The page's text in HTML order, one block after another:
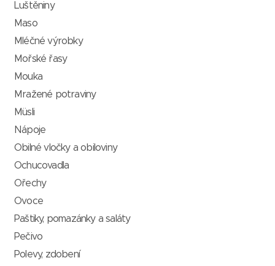
Luštěniny
Maso
Mléčné výrobky
Mořské řasy
Mouka
Mražené potraviny
Müsli
Nápoje
Obilné vločky a obiloviny
Ochucovadla
Ořechy
Ovoce
Paštiky, pomazánky a saláty
Pečivo
Polevy, zdobení